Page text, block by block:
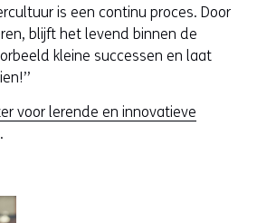
is een continu proces. Door
blijft het levend binnen de
kleine successen en laat
voor lerende en innovatieve